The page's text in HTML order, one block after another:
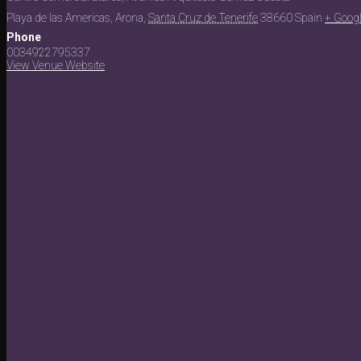
Playa de las Americas, Arona Santa Cruz de Tenerife38660Spain +
Phone
0034922795337
View Venue Website